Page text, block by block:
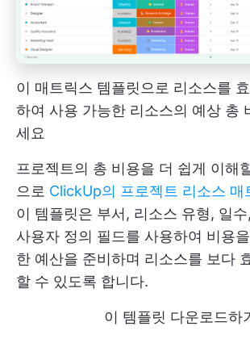
이 매트릭스 템플릿으로 리소스를
하여 사용 가능한 리소스의 예상 총
세요
프로젝트의 총 비용을 더 쉽게 이해
으로 ClickUp의 프로젝트 리소스 매
이 템플릿은 부서, 리소스 유형, 일
사용자 정의 필드를 사용하여 비용
한 예산을 준비하며 리소스를 보다
할 수 있도록 합니다.
이 템플릿 다운로드하